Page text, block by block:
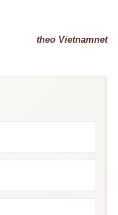
theo Vietnamnet